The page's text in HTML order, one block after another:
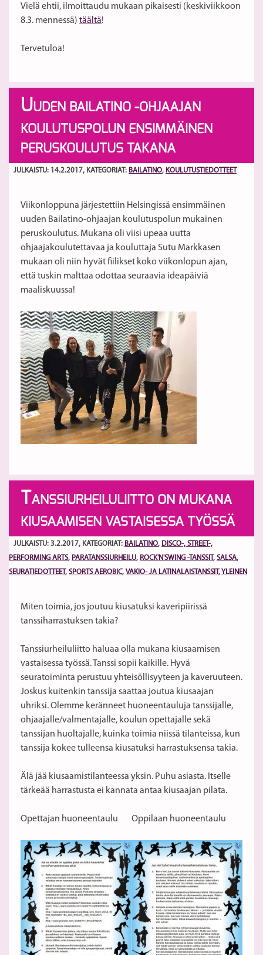
Vielä ehtii, ilmoittaudu mukaan pikaisesti (keskiviikkoon
8.3. mennessä) täältä!
Tervetuloa!
UUDEN BAILATINO -OHJAAJAN
KOULUTUSPOLUN ENSIMMÄINEN
PERUSKOULUTUS TAKANA
JULKAISTU: 14.2.2017, KATEGORIAT: BAILATINO, KOULUTUSTIEDOTTEET
Viikonloppuna järjestettiin Helsingissä ensimmäinen
uuden Bailatino-ohjaajan koulutuspolun mukainen
peruskoulutus. Mukana oli viisi upeaa uutta
ohjaajakoulutettavaa ja kouluttaja Sutu Markkasen
mukaan oli niin hyvät fiilikset koko viikonlopun ajan,
että tuskin malttaa odottaa seuraavia ideapäiviä
maaliskuussa!
TANSSIURHEILULIITTO ON MUKANA
KIUSAAMISEN VASTAISESSA TYÖSSÄ
JULKAISTU: 3.2.2017, KATEGORIAT: BAILATINO, DISCO-, STREET-,
PERFORMING ARTS, PARATANSSIURHEILU, ROCK'N'SWING -TANSSIT , SALSA,
SEURATIEDOTTEET , SPORTS AEROBIC, VAKIO- JA LATINALAISTANSSIT , YLEINEN
Miten toimia, jos joutuu kiusatuksi kaveripiirissä
tanssiharrastuksen takia?
Tanssiurheiluliitto haluaa olla mukana kiusaamisen
vastaisessa työssä. Tanssi sopii kaikille. Hyvä
seuratoiminta perustuu yhteisöllisyyteen ja kaveruuteen.
Joskus kuitenkin tanssija saattaa joutua kiusaajan
uhriksi. Olemme keränneet huoneentauluja tanssijalle,
ohjaajalle/valmentajalle, koulun opettajalle sekä
tanssijan huoltajalle, kuinka toimia niissä tilanteissa, kun
tanssija kokee tulleensa kiusatuksi harrastuksensa takia.
Älä jää kiusaamistilanteessa yksin. Puhu asiasta. Itselle
tärkeää harrastusta ei kannata antaa kiusaajan pilata.
Opettajan huoneentaulu Oppilaan huoneentaulu